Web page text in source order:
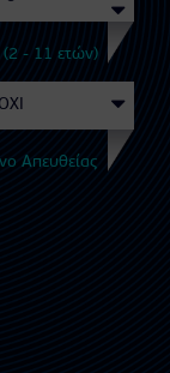
(2 - 11 ετών)
Απευθείας